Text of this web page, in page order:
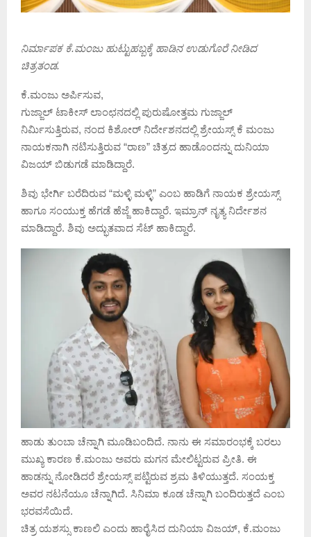
ನಿರ್ಮಾಪಕ ಕೆ.ಮಂಜು ಹುಟ್ಟುಹಬ್ಬಕ್ಕೆ ಹಾಡಿನ ಉಡುಗೊರೆ ನೀಡಿದ
ಚಿತ್ರತಂಡ.
ಕೆ.ಮಂಜು ಅರ್ಪಿಸುವ,
ಗುಜ್ಜಾಲ್ ಟಾಕೀಸ್ ಲಾಂಛನದಲ್ಲಿ ಪುರುಷೋತ್ತಮ ಗುಜ್ಜಾಲ್
ನಿರ್ಮಿಸುತ್ತಿರುವ, ನಂದ ಕಿಶೋರ್ ನಿರ್ದೇಶನದಲ್ಲಿ ಶ್ರೇಯಸ್ಸ್ ಕೆ ಮಂಜು
ನಾಯಕನಾಗಿ ನಟಿಸುತ್ತಿರುವ “ರಾಣ” ಚಿತ್ರದ ಹಾಡೊಂದನ್ನು ದುನಿಯಾ
ವಿಜಯ್ ಬಿಡುಗಡೆ ಮಾಡಿದ್ದಾರೆ.
ಶಿವು ಭೇರ್ಗಿ ಬರೆದಿರುವ “ಮಳ್ಳಿ ಮಳ್ಳಿ” ಎಂಬ ಹಾಡಿಗೆ ನಾಯಕ ಶ್ರೇಯಸ್ಸ್
ಹಾಗೂ ಸಂಯುಕ್ತ ಹೆಗಡೆ ಹೆಜ್ಜೆ ಹಾಕಿದ್ದಾರೆ. ಇಮ್ರಾನ್ ನೃತ್ಯ ನಿರ್ದೇಶನ
ಮಾಡಿದ್ದಾರೆ. ಶಿವು ಅದ್ಭುತವಾದ ಸೆಟ್ ಹಾಕಿದ್ದಾರೆ.
ಹಾಡು ತುಂಬಾ ಚೆನ್ನಾಗಿ ಮೂಡಿಬಂದಿದೆ. ನಾನು ಈ ಸಮಾರಂಭಕ್ಕೆ ಬರಲು
ಮುಖ್ಯ ಕಾರಣ ಕೆ.ಮಂಜು ಅವರು ಮಗನ ಮೇಲಿಟ್ಟರುವ ಪ್ರೀತಿ. ಈ
ಹಾಡನ್ನು ನೋಡಿದರೆ ಶ್ರೇಯಸ್ಸ್ ಪಟ್ಟಿರುವ ಶ್ರಮ ತಿಳಿಯುತ್ತದೆ. ಸಂಯಕ್ತ
ಅವರ ನಟನೆಯೂ ಚೆನ್ನಾಗಿದೆ. ಸಿನಿಮಾ ಕೂಡ ಚೆನ್ನಾಗಿ ಬಂದಿರುತ್ತದೆ ಎಂಬ
ಭರವಸೆಯಿದೆ.
ಚಿತ್ರ ಯಶಸ್ಸು ಕಾಣಲಿ ಎಂದು ಹಾರೈಸಿದ ದುನಿಯಾ ವಿಜಯ್, ಕೆ.ಮಂಜು